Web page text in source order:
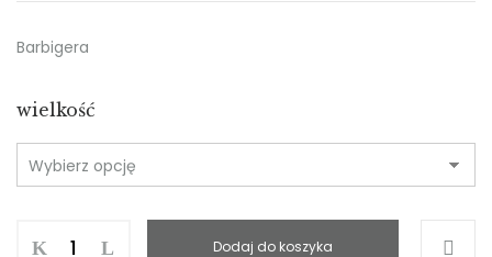
Barbigera
wielkość
Dodaj do koszyka